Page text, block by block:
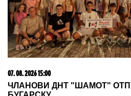
Херцег Нови: Са извора на
уклоњене табле о забрани
хлорисање